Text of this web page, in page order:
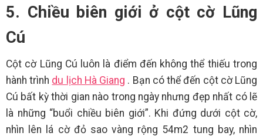
5. Chiều biên giới ở cột cờ Lũng
Cú
Cột cờ Lũng Cú luôn là điểm đến không thể thiếu trong
hành trình du lịch Hà Giang . Bạn có thể đến cột cờ Lũng
Cú bất kỳ thời gian nào trong ngày nhưng đẹp nhất có lẽ
là những “buổi chiều biên giới”. Khi đứng dưới cột cờ,
nhìn lên lá cờ đỏ sao vàng rộng 54m2 tung bay, nhìn